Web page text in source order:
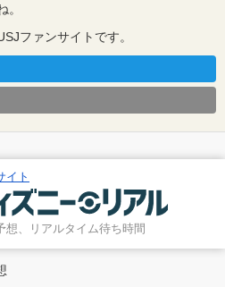
。
ファンサイトです。
イト
想、リアルタイム待ち時間